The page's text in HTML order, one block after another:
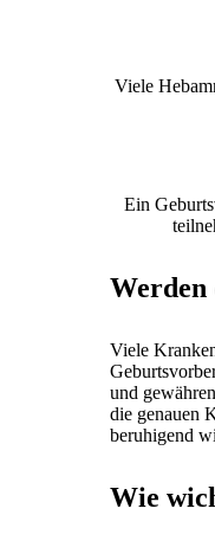
Viele
Ein
Werden
Viele
und
die genauen
beruhigend
Wie